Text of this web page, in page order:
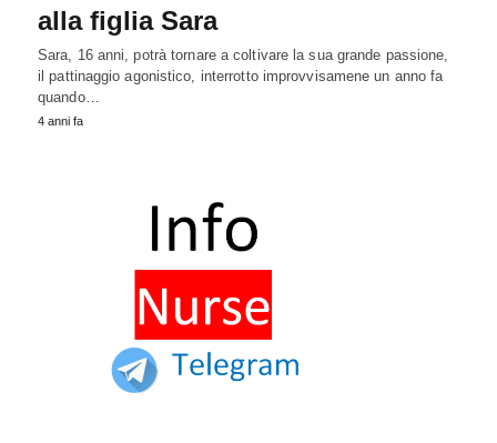
alla figlia Sara
Sara, 16 anni, potrà tornare a coltivare la sua grande passione,
il pattinaggio agonistico, interrotto improvvisamene un anno fa
quando…
4 anni fa